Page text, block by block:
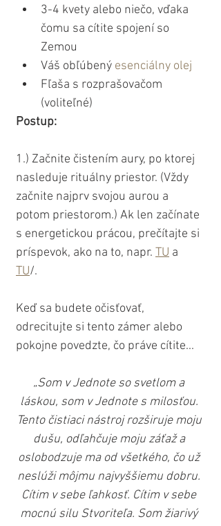
3-4 kvety alebo niečo, vďaka
čomu sa cítite spojení so
Zemou
Váš obľúbený esenciálny olej
Fľaša s rozprašovačom
(voliteľné)
Postup:
1.) Začnite čistením aury, po ktorej
nasleduje rituálny priestor. (Vždy
začnite najprv svojou aurou a
potom priestorom.) Ak len začínate
s energetickou prácou, prečítajte si
príspevok, ako na to, napr. TU a
TU/.
Keď sa budete očisťovať,
odrecitujte si tento zámer alebo
pokojne povedzte, čo práve cítite...
„Som v Jednote so svetlom a
láskou, som v Jednote s milosťou.
Tento čistiaci nástroj rozširuje moju
dušu, odľahčuje moju záťaž a
oslobodzuje ma od všetkého, čo už
neslúži môjmu najvyššiemu dobru.
Cítim v sebe ľahkosť. Cítim v sebe
mocnú silu Stvoriteľa. Som žiarivý